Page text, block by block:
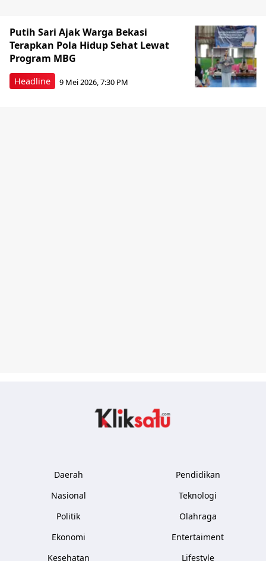
Headline
Putih Sari Ajak Warga Bekasi
Terapkan Pola Hidup Sehat Lewat
Program MBG
9 Mei 2026, 7:30 PM
Daerah
Nasional
Politik
Ekonomi
Kesehatan
Pendidikan
Teknologi
Olahraga
Entertaiment
Lifestyle